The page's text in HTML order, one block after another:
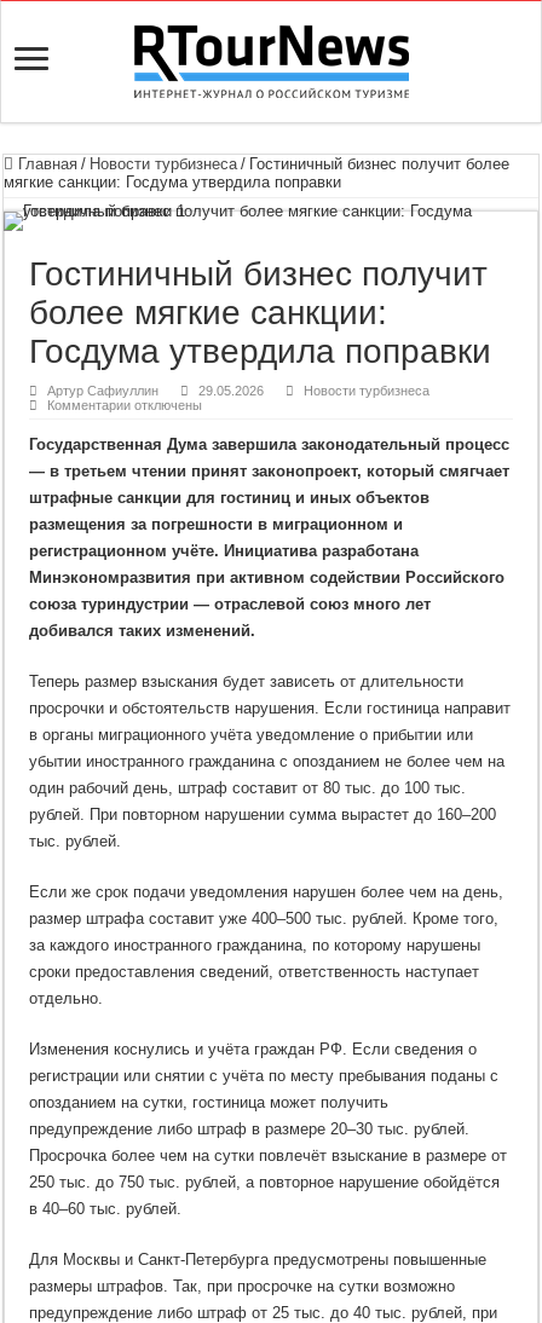
Главная / Новости турбизнеса / Гостиничный бизнес получит более
мягкие санкции: Госдума утвердила поправки
Гостиничный бизнес получит
более мягкие санкции:
Госдума утвердила поправки
Артур Сафиуллин 29.05.2026
Новости турбизнеса
Комментариик
бизнес
более
санкции:
Госдума
утвердила
поправки
отключены
Государственная Дума завершила законодательный процесс
— в третьем чтении принят законопроект, который смягчает
штрафные санкции для гостиниц и иных объектов
размещения за погрешности в миграционном и
регистрационном учёте. Инициатива разработана
Минэкономразвития при активном содействии Российского
союза туриндустрии — отраслевой союз много лет
добивался таких изменений.
Теперь размер взыскания будет зависеть от длительности
просрочки и обстоятельств нарушения. Если гостиница направит
в органы миграционного учёта уведомление о прибытии или
убытии иностранного гражданина с опозданием не более чем на
один рабочий день, штраф составит от 80 тыс. до 100 тыс.
рублей. При повторном нарушении сумма вырастет до 160–200
тыс. рублей.
Если же срок подачи уведомления нарушен более чем на день,
размер штрафа составит уже 400–500 тыс. рублей. Кроме того,
за каждого иностранного гражданина, по которому нарушены
сроки предоставления сведений, ответственность наступает
отдельно.
Изменения коснулись и учёта граждан РФ. Если сведения о
регистрации или снятии с учёта по месту пребывания поданы с
опозданием на сутки, гостиница может получить
предупреждение либо штраф в размере 20–30 тыс. рублей.
Просрочка более чем на сутки повлечёт взыскание в размере от
250 тыс. до 750 тыс. рублей, а повторное нарушение обойдётся
в 40–60 тыс. рублей.
Для Москвы и Санкт-Петербурга предусмотрены повышенные
размеры штрафов. Так, при просрочке на сутки возможно
предупреждение либо штраф от 25 тыс. до 40 тыс. рублей, при